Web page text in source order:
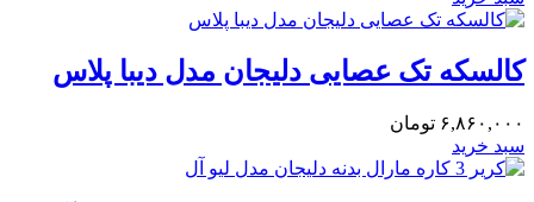
کالسکه تک عصایی دلیجان مدل دیبا پلاس
۶,۸۶۰,۰۰۰ تومان
سبد خرید